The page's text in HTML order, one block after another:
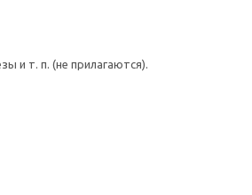
и т. п. (не прилагаются).